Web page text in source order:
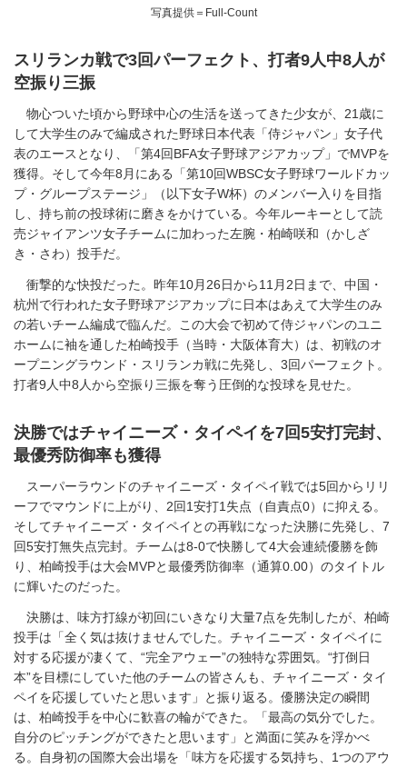
写真提供＝Full-Count
スリランカ戦で3回パーフェクト、打者9人中8人が
空振り三振
物心ついた頃から野球中心の生活を送ってきた少女が、21歳に
して大学生のみで編成された野球日本代表「侍ジャパン」女子代
表のエースとなり、「第4回BFA女子野球アジアカップ」でMVPを
獲得。そして今年8月にある「第10回WBSC女子野球ワールドカッ
プ・グループステージ」（以下女子W杯）のメンバー入りを目指
し、持ち前の投球術に磨きをかけている。今年ルーキーとして読
売ジャイアンツ女子チームに加わった左腕・柏崎咲和（かしざ
き・さわ）投手だ。
衝撃的な快投だった。昨年10月26日から11月2日まで、中国・
杭州で行われた女子野球アジアカップに日本はあえて大学生のみ
の若いチーム編成で臨んだ。この大会で初めて侍ジャパンのユニ
ホームに袖を通した柏崎投手（当時・大阪体育大）は、初戦のオ
ープニングラウンド・スリランカ戦に先発し、3回パーフェクト。
打者9人中8人から空振り三振を奪う圧倒的な投球を見せた。
決勝ではチャイニーズ・タイペイを7回5安打完封、
最優秀防御率も獲得
スーパーラウンドのチャイニーズ・タイペイ戦では5回からリリ
ーフでマウンドに上がり、2回1安打1失点（自責点0）に抑える。
そしてチャイニーズ・タイペイとの再戦になった決勝に先発し、7
回5安打無失点完封。チームは8-0で快勝して4大会連続優勝を飾
り、柏崎投手は大会MVPと最優秀防御率（通算0.00）のタイトル
に輝いたのだった。
決勝は、味方打線が初回にいきなり大量7点を先制したが、柏崎
投手は「全く気は抜けませんでした。チャイニーズ・タイペイに
対する応援が凄くて、“完全アウェー”の独特な雰囲気。“打倒日
本”を目標にしていた他のチームの皆さんも、チャイニーズ・タイ
ペイを応援していたと思います」と振り返る。優勝決定の瞬間
は、柏崎投手を中心に歓喜の輪ができた。「最高の気分でした。
自分のピッチングができたと思います」と満面に笑みを浮かべ
る。自身初の国際大会出場を「味方を応援する気持ち、1つのアウ